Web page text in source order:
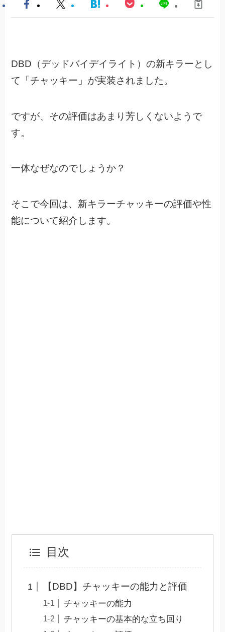
DBD（デッドバイデイライト）の新キラーとし
て「チャッキー」が実装されました。
ですが、その評価はあまり芳しくないようで
す。
一体なぜなのでしょうか？
そこで今回は、新キラーチャッキーの評価や性
能について紹介します。
目次
【DBD】チャッキーの能力と評価
チャッキーの能力
チャッキーの基本的な立ち回り